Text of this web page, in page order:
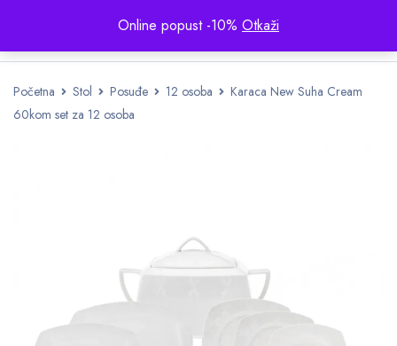
Online popust -10% Otkaži
Početna Stol Posuđe 12 osoba
Karaca New Suha Cream
60kom set za 12 osoba